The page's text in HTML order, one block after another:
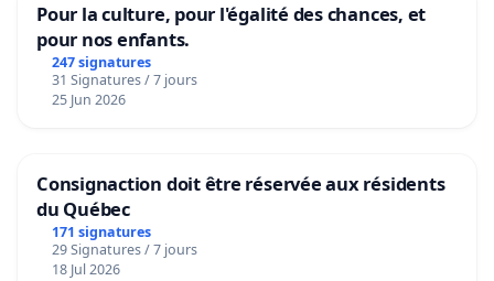
Pour la culture, pour l'égalité des chances, et
pour nos enfants.
247 signatures
31 Signatures / 7 jours
25 Jun 2026
Consignaction doit être réservée aux résidents
du Québec
171 signatures
29 Signatures / 7 jours
18 Jul 2026